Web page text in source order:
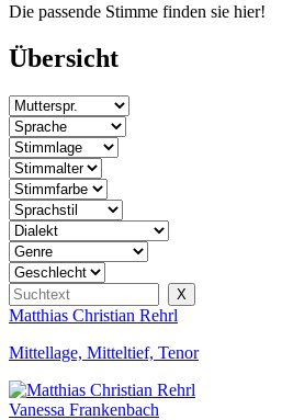
Die passende Stimme finden sie hier!
Übersicht
Matthias Christian Rehrl
Mittellage, Mitteltief, Tenor
Vanessa Frankenbach